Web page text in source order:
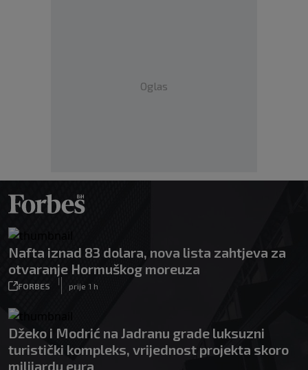
Oglas
Nafta iznad 83 dolara, nova lista zahtjeva za
otvaranje Hormuškog moreuza
FORBES
|
prije 1 h
Džeko i Modrić na Jadranu grade luksuzni
turistički kompleks, vrijednost projekta skoro
milijardu eura